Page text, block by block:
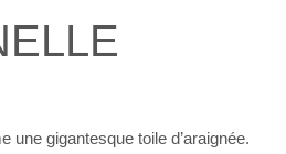
une gigantesque toile d’araignée.